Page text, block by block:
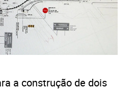
a construção de dois